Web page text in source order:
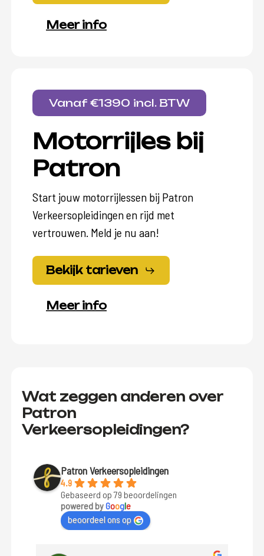
Meer info
Vanaf €1390 incl. BTW
Motorrijles bij
Patron
Start jouw motorrijlessen bij Patron
Verkeersopleidingen en rijd met
vertrouwen. Meld je nu aan!
Bekijk tarieven
Meer info
Wat zeggen anderen over
Patron
Verkeersopleidingen?
Patron Verkeersopleidingen
4.9
Gebaseerd op 79 beoordelingen
powered byGoogle
beoordeel ons op